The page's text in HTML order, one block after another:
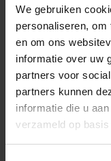
We gebruiken
personaliseren,
en om ons
informatie over uw
partners voor
partners kunnen
informatie die u
verzameld op
ATLAS
met essen
Voorraad: 1 op
Gtin:
Artikelnummer
€ 31,15
Prijs per 1 Stuk